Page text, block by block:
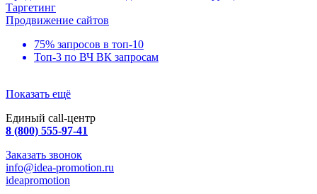
Таргетинг
Продвижение сайтов
75% запросов в топ-10
Топ-3 по ВЧ ВК запросам
Показать ещё
Единый call-центр
8 (800) 555-97-41
Заказать звонок
info@idea-promotion.ru
ideapromotion